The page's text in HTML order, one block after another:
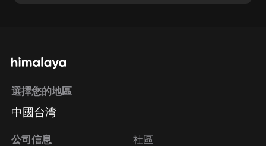
選擇您的地區
中國台湾
公司信息 社區